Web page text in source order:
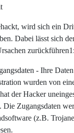
wird sich ein
Dabei lässt sich
zurückführen1:
- Ihre
wurden von
der Hacker
Die Zugangsdaten
(z.B.